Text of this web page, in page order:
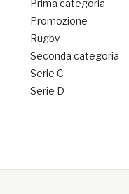
Prima categoria
Promozione
Rugby
Seconda categoria
Serie C
Serie D